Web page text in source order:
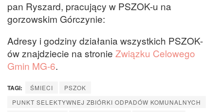
pan Ryszard, pracujący w PSZOK-u na
gorzowskim Górczynie:
Adresy i godziny działania wszystkich PSZOK-
ów znajdziecie na stronie Związku Celowego
Gmin MG-6.
TAGI: ŚMIECI
PSZOK
PUNKT SELEKTYWNEJ ZBIÓRKI ODPADÓW KOMUNALNYCH